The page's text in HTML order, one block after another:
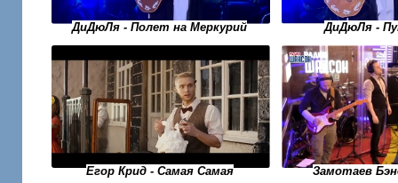
ДиДюЛя - Полет на Меркурий ДиДюЛя -
Егор Крид - Самая Самая Замотаев